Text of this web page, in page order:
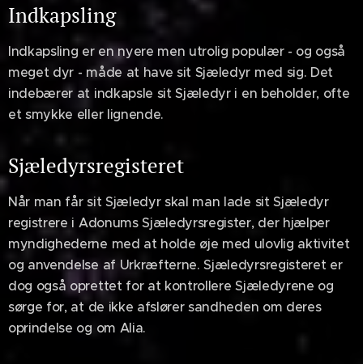
Indkapsling
Indkapsling er en nyere men utrolig populær - og også
meget dyr - måde at have sit Sjæledyr med sig. Det
indebærer at indkapsle sit Sjæledyr i en beholder, ofte
et smykke eller lignende.
Sjæledyrsregisteret
Når man får sit Sjæledyr skal man lade sit Sjæledyr
registrere i Adonums Sjæledyrsregister, der hjælper
myndighederne med at holde øje med ulovlig aktivitet
og anvendelse af Urkræfterne. Sjæledyrsregisteret er
dog også oprettet for at kontrollere Sjæledyrene og
sørge for, at de ikke afslører sandheden om deres
oprindelse og om Alia.